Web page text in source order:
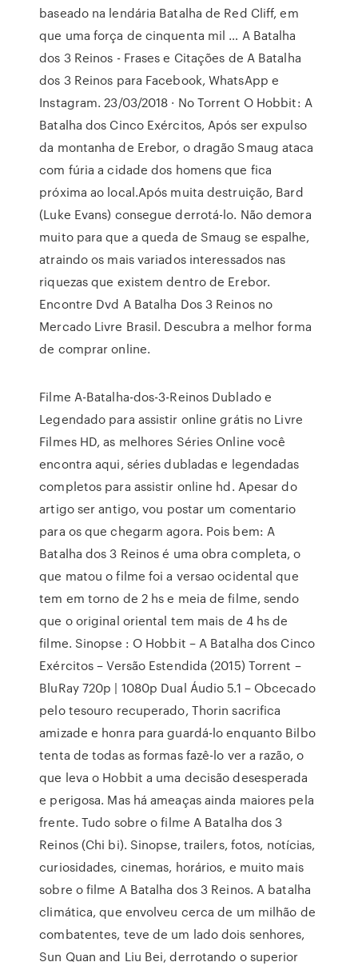
baseado na lendária Batalha de Red Cliff, em
que uma força de cinquenta mil … A Batalha
dos 3 Reinos - Frases e Citações de A Batalha
dos 3 Reinos para Facebook, WhatsApp e
Instagram. 23/03/2018 · No Torrent O Hobbit: A
Batalha dos Cinco Exércitos, Após ser expulso
da montanha de Erebor, o dragão Smaug ataca
com fúria a cidade dos homens que fica
próxima ao local.Após muita destruição, Bard
(Luke Evans) consegue derrotá-lo. Não demora
muito para que a queda de Smaug se espalhe,
atraindo os mais variados interessados nas
riquezas que existem dentro de Erebor.
Encontre Dvd A Batalha Dos 3 Reinos no
Mercado Livre Brasil. Descubra a melhor forma
de comprar online.
Filme A-Batalha-dos-3-Reinos Dublado e
Legendado para assistir online grátis no Livre
Filmes HD, as melhores Séries Online você
encontra aqui, séries dubladas e legendadas
completos para assistir online hd. Apesar do
artigo ser antigo, vou postar um comentario
para os que chegarm agora. Pois bem: A
Batalha dos 3 Reinos é uma obra completa, o
que matou o filme foi a versao ocidental que
tem em torno de 2 hs e meia de filme, sendo
que o original oriental tem mais de 4 hs de
filme. Sinopse : O Hobbit – A Batalha dos Cinco
Exércitos – Versão Estendida (2015) Torrent –
BluRay 720p | 1080p Dual Áudio 5.1 – Obcecado
pelo tesouro recuperado, Thorin sacrifica
amizade e honra para guardá-lo enquanto Bilbo
tenta de todas as formas fazê-lo ver a razão, o
que leva o Hobbit a uma decisão desesperada
e perigosa. Mas há ameaças ainda maiores pela
frente. Tudo sobre o filme A Batalha dos 3
Reinos (Chi bi). Sinopse, trailers, fotos, notícias,
curiosidades, cinemas, horários, e muito mais
sobre o filme A Batalha dos 3 Reinos. A batalha
climática, que envolveu cerca de um milhão de
combatentes, teve de um lado dois senhores,
Sun Quan and Liu Bei, derrotando o superior